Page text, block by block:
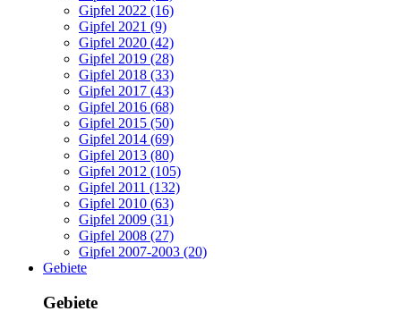
Gipfel 2022 (16)
Gipfel 2021 (9)
Gipfel 2020 (42)
Gipfel 2019 (28)
Gipfel 2018 (33)
Gipfel 2017 (43)
Gipfel 2016 (68)
Gipfel 2015 (50)
Gipfel 2014 (69)
Gipfel 2013 (80)
Gipfel 2012 (105)
Gipfel 2011 (132)
Gipfel 2010 (63)
Gipfel 2009 (31)
Gipfel 2008 (27)
Gipfel 2007-2003 (20)
Gebiete
Gebiete